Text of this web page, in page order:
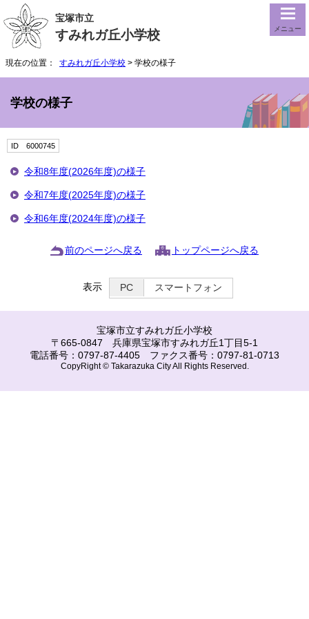
宝塚市立
すみれガ丘小学校 メニュー
現在の位置： すみれガ丘小学校 > 学校の様子
学校の様子
ID 6000745
令和8年度(2026年度)の様子
令和7年度(2025年度)の様子
令和6年度(2024年度)の様子
前のページへ戻る トップページへ戻る
表示 PC スマートフォン
宝塚市立すみれガ丘小学校
〒665-0847 兵庫県宝塚市すみれガ丘1丁目5-1
電話番号：0797-87-4405 ファクス番号：0797-81-0713
CopyRight © Takarazuka City All Rights Reserved.